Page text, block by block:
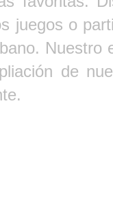
juegos o
Nuestro
de